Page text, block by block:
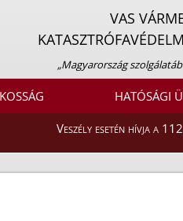
VAS
„Magyarország
HATÓSÁGI
Veszély esetén hívja a